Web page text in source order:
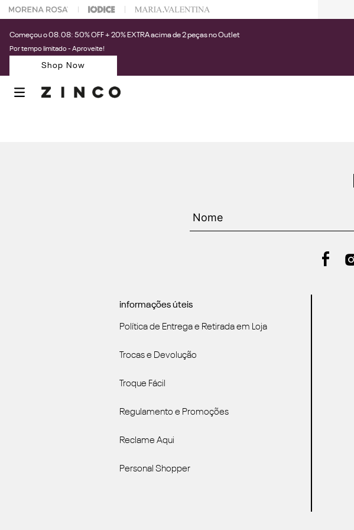
na sua 1° compra usando o cupom: PRIMEIRAZIN
Começou o 08.08: 50% OFF + 20% EXTRA acima de 2 peças no Outlet
Por tempo limitado - Aproveite!
Shop Now
informações úteis
Política de Entrega e Retirada em Loja
Trocas e Devolução
Troque Fácil
Regulamento e Promoções
Reclame Aqui
Personal Shopper